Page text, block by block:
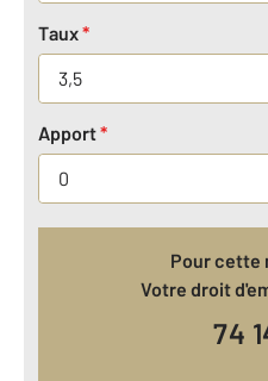
Taux*
Apport*
Pour cette
Votre droit
74